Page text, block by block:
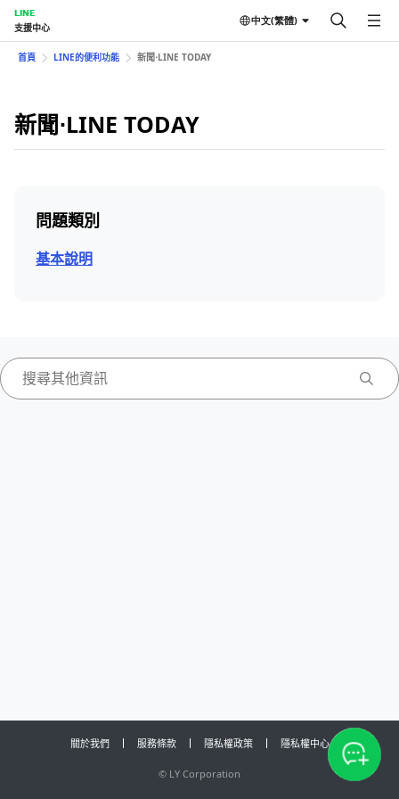
LINE
支援中心
中文(繁體)
首頁 LINE的便利功能 新聞⋅LINE TODAY
新聞⋅LINE TODAY
問題類別
基本說明
關於我們 服務條款 隱私權政策 隱私權中心
© LY Corporation